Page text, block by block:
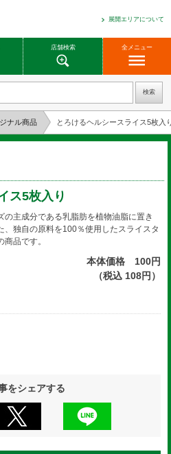
展開エリアについて
店舗検索 全メニュー
ナル商品 とろけるヘルシースライス5枚入
ス5枚入り
の主成分である乳脂肪を植物油脂に置き
、独自の原料を100％使用したスライスタ
商品です。
本体価格 100円
（税込 108円）
をシェアする